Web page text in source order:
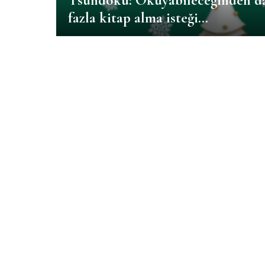
fazla kitap alma isteği…